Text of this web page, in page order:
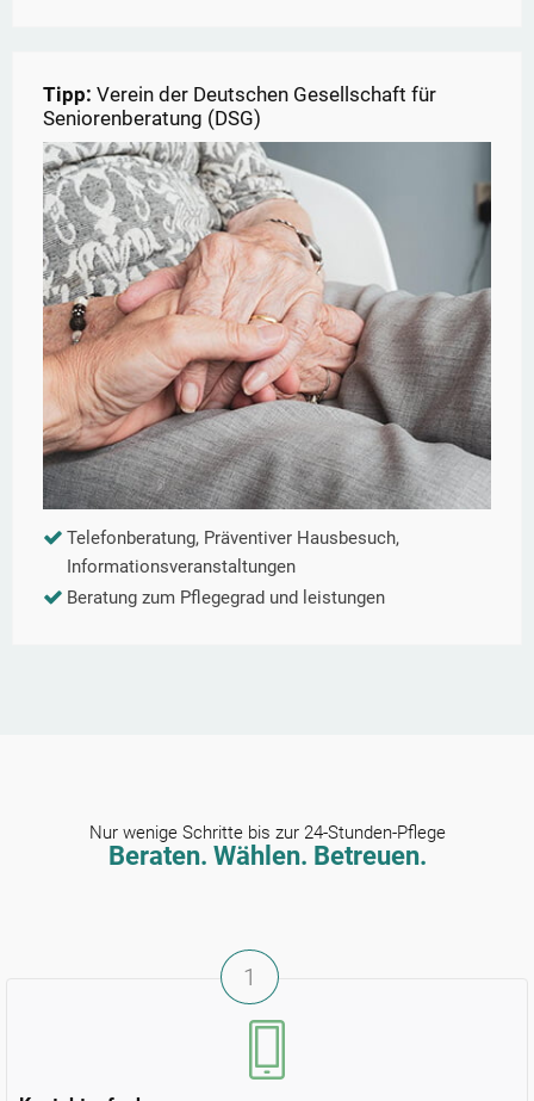
Tipp: Verein der Deutschen Gesellschaft für
Seniorenberatung (DSG)
Telefonberatung, Präventiver Hausbesuch,
Informationsveranstaltungen
Beratung zum Pflegegrad und leistungen
Nur wenige Schritte bis zur 24-Stunden-Pflege
Beraten. Wählen. Betreuen.
1